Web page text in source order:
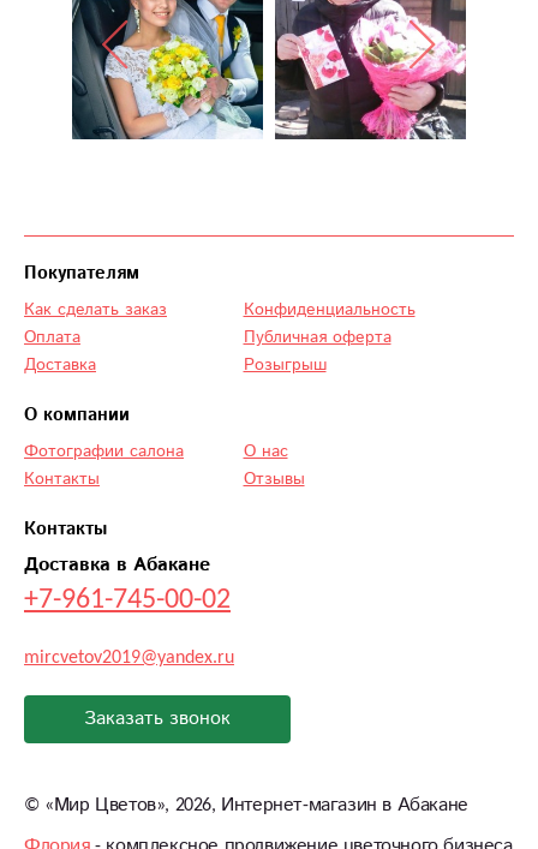
Контакты
Доставка в Абакане
+7-961-745-00-02
mircvetov2019@yandex.ru
Заказать звонок
Покупателям
Как сделать заказ
Оплата
Доставка
Конфиденциальность
Публичная оферта
Розыгрыш
О компании
Фотографии салона
Контакты
О нас
Отзывы
© «Мир Цветов», 2026, Интернет-магазин в Абакане